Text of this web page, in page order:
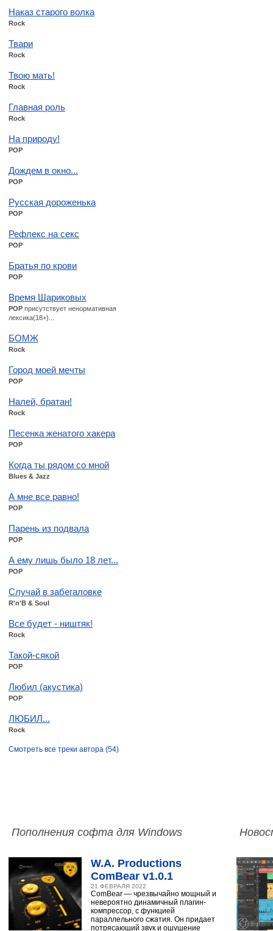
Наказ старого волка
Rock
Твари
Rock
Твою мать!
Rock
Главная роль
Rock
На природу!
POP
Дождем в окно...
POP
Русская дороженька
POP
Рефлекс на секс
POP
Братья по крови
POP
Время Шариковых
POP присутствует ненормативная
лексика(18+)...
БОМЖ
Rock
Город моей мечты
POP
Налей, братан!
Rock
Песенка женатого хакера
POP
Когда ты рядом со мной
Blues & Jazz
А мне все равно!
POP
Парень из подвала
POP
А ему лишь было 18 лет...
POP
Случай в забегаловке
R'n'B & Soul
Все будет - ништяк!
Rock
Такой-сякой
POP
Любил (акустика)
POP
ЛЮБИЛ...
Rock
Смотреть все треки автора (54)
Пополнения софта для Windows
W.A. Productions
ComBear v1.0.1
21 ФЕВРАЛЯ 2022
ComBear — чрезвычайно мощный и
невероятно динамичный плагин-
компрессор, с функцией
параллельного сжатия. Он придает
потрясающий звук и ощущение